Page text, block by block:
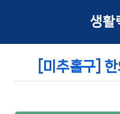
생활
[미추홀구]